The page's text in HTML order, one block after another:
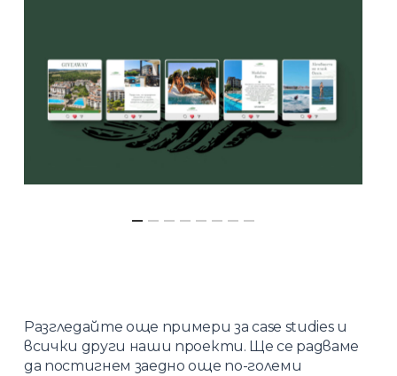
Разгледайте още примери заcase studiesи
всички други наши проекти. Ще се радваме
да постигнем заедно още по-големи